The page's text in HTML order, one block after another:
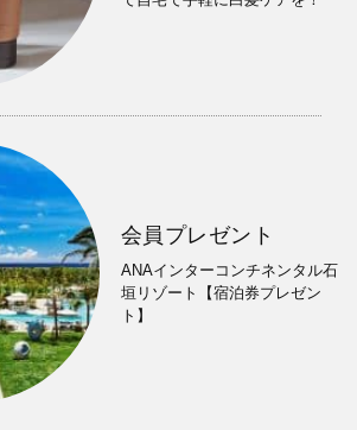
会員プレゼント
ANAインターコンチネンタル石
垣リゾート【宿泊券プレゼン
ト】